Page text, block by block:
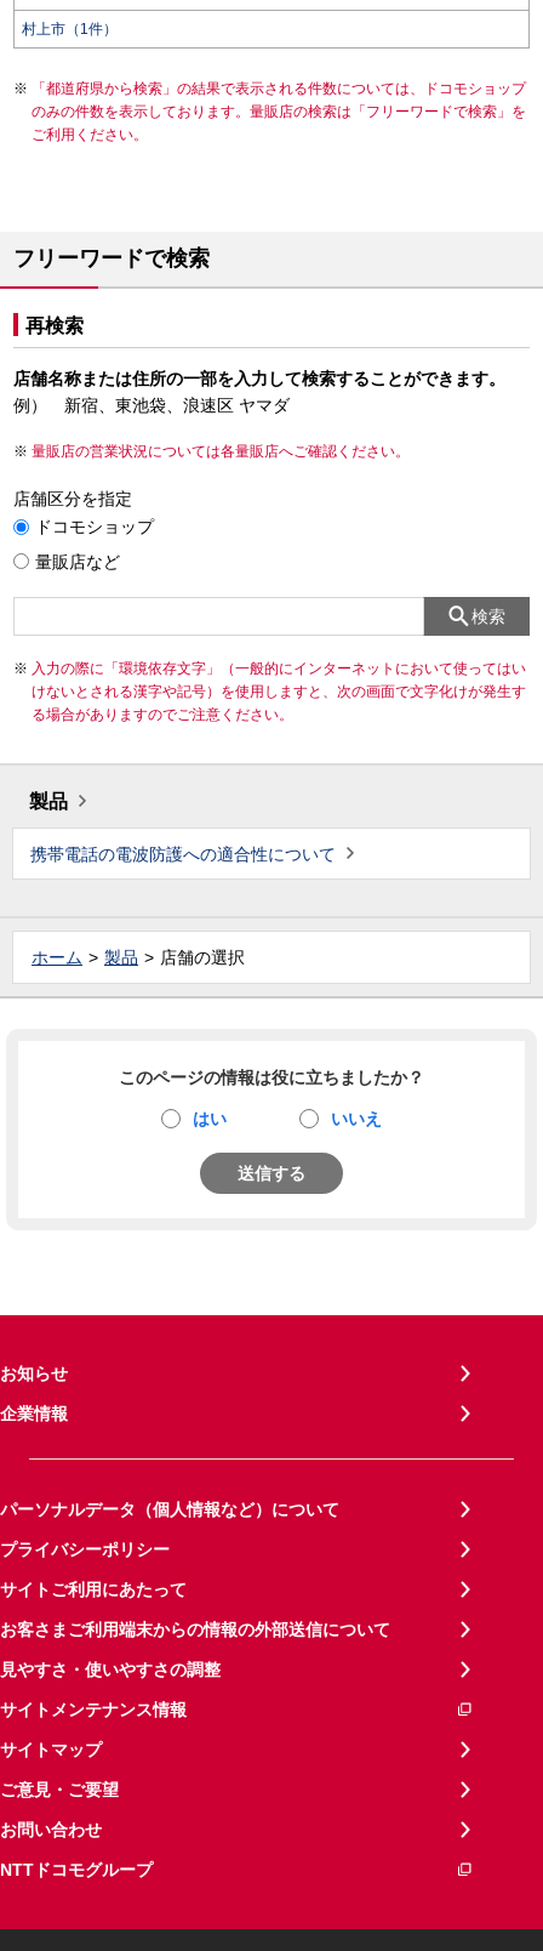
村上市（1件）
「都道府県から検索」の結果で表示される件数については、ドコモショップ
のみの件数を表示しております。量販店の検索は「フリーワードで検索」を
ご利用ください。
フリーワードで検索
再検索
店舗名称または住所の一部を入力して検索することができます。
例） 新宿、東池袋、浪速区 ヤマダ
量販店の営業状況については各量販店へご確認ください。
店舗区分を指定
ドコモショップ
量販店など
検索
入力の際に「環境依存文字」（一般的にインターネットにおいて使ってはい
けないとされる漢字や記号）を使用しますと、次の画面で文字化けが発生す
る場合がありますのでご注意ください。
製品
携帯電話の電波防護への適合性について
ホーム 製品 店舗の選択
このページの情報は役に立ちましたか？
はい いいえ
送信する
お知らせ
企業情報
パーソナルデータ（個人情報など）について
プライバシーポリシー
サイトご利用にあたって
お客さまご利用端末からの情報の外部送信について
見やすさ・使いやすさの調整
サイトメンテナンス情報
サイトマップ
ご意見・ご要望
お問い合わせ
NTTドコモグループ